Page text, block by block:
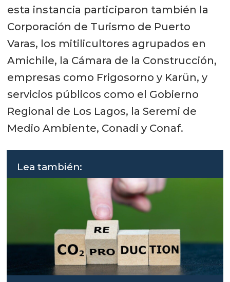
esta instancia participaron también la
Corporación de Turismo de Puerto
Varas, los mitilicultores agrupados en
Amichile, la Cámara de la Construcción,
empresas como Frigosorno y Karün, y
servicios públicos como el Gobierno
Regional de Los Lagos, la Seremi de
Medio Ambiente, Conadi y Conaf.
Lea también: